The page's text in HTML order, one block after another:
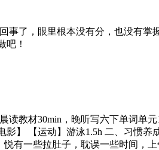
了，眼里根本没有分，也没有
吧！
教材30min，晚听写六下单词单
】 【运动】游泳1.5h 二、习惯
有一些拉肚子，耽误一些时间，